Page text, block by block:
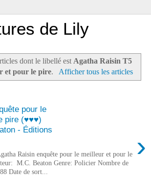
de Lily
dont le libellé est Agatha Raisin T5
et pour le pire. Afficher tous les articles
pour le
pire (♥♥♥)
- Éditions
›
Raisin enquête pour le meilleur et pour le
M.C. Beaton Genre: Policier Nombre de
Date de sort...